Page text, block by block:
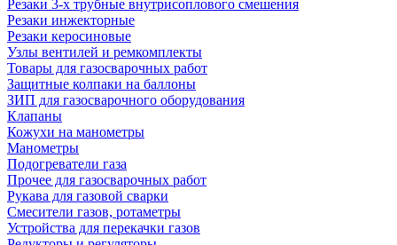
Резаки 3-х трубные внутрисоплового смешения
Резаки инжекторные
Резаки керосиновые
Узлы вентилей и ремкомплекты
Товары для газосварочных работ
Защитные колпаки на баллоны
ЗИП для газосварочного оборудования
Клапаны
Кожухи на манометры
Манометры
Подогреватели газа
Прочее для газосварочных работ
Рукава для газовой сварки
Смесители газов, ротаметры
Устройства для перекачки газов